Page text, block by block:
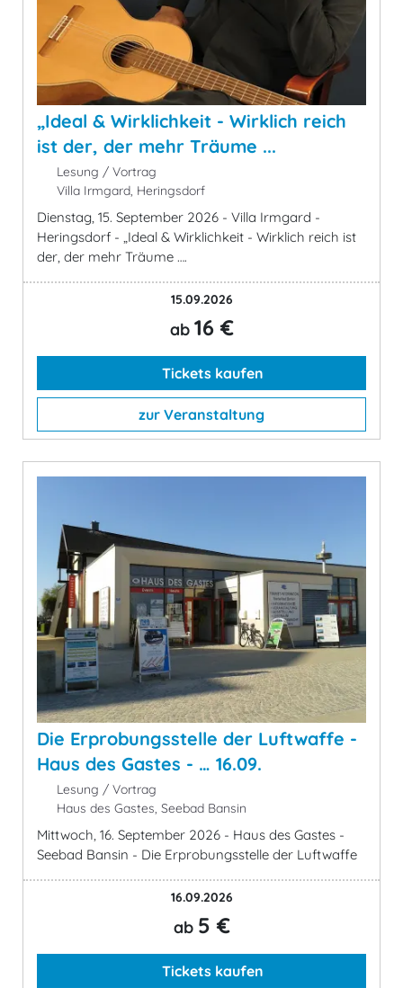
„Ideal & Wirklichkeit - Wirklich reich
ist der, der mehr Träume ...
Lesung / Vortrag
Villa Irmgard, Heringsdorf
Dienstag, 15. September 2026 - Villa Irmgard -
Heringsdorf - „Ideal & Wirklichkeit - Wirklich reich ist
der, der mehr Träume ….
15.09.2026
ab 16 €
Tickets kaufen
zur Veranstaltung
Die Erprobungsstelle der Luftwaffe -
Haus des Gastes - … 16.09.
Lesung / Vortrag
Haus des Gastes, Seebad Bansin
Mittwoch, 16. September 2026 - Haus des Gastes -
Seebad Bansin - Die Erprobungsstelle der Luftwaffe
16.09.2026
ab 5 €
Tickets kaufen